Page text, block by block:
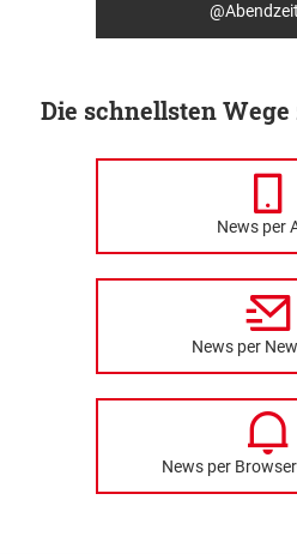
Die schnellsten
News per
News per
News per